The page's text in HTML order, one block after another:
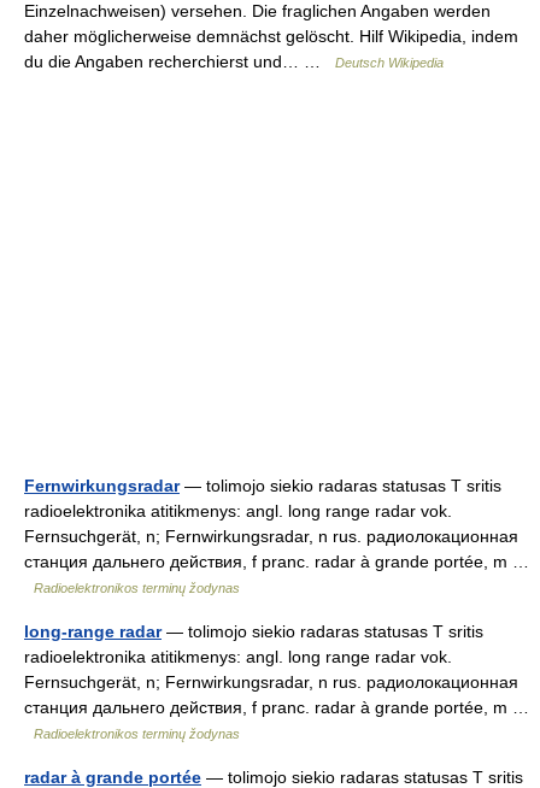
Einzelnachweisen) versehen. Die fraglichen Angaben werden
daher möglicherweise demnächst gelöscht. Hilf Wikipedia, indem
du die Angaben recherchierst und… …
Deutsch Wikipedia
Fernwirkungsradar— tolimojo siekio radaras statusas T sritis
radioelektronika atitikmenys: angl. long range radar vok.
Fernsuchgerät, n; Fernwirkungsradar, n rus. радиолокационная
станция дальнего действия, f pranc. radar à grande portée, m …
Radioelektronikos terminų žodynas
long-range radar— tolimojo siekio radaras statusas T sritis
radioelektronika atitikmenys: angl. long range radar vok.
Fernsuchgerät, n; Fernwirkungsradar, n rus. радиолокационная
станция дальнего действия, f pranc. radar à grande portée, m …
Radioelektronikos terminų žodynas
radar à grande portée — tolimojo siekio radaras statusas T sritis